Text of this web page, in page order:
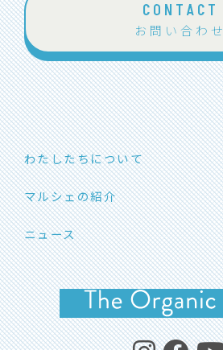
CONTACT
お問い合わせ
わたしたちについて
わたしたちの想い
団体概要
メンバー紹介
応援メッセージ
マルシェの紹介
ハカタエシカルマーケット
SOLマルシェ
福岡オーガニックマルシェ
よくあるご質問
ニュース
お知らせ
イベント開催情報
イベントレポート
コラム・エシカルライフ